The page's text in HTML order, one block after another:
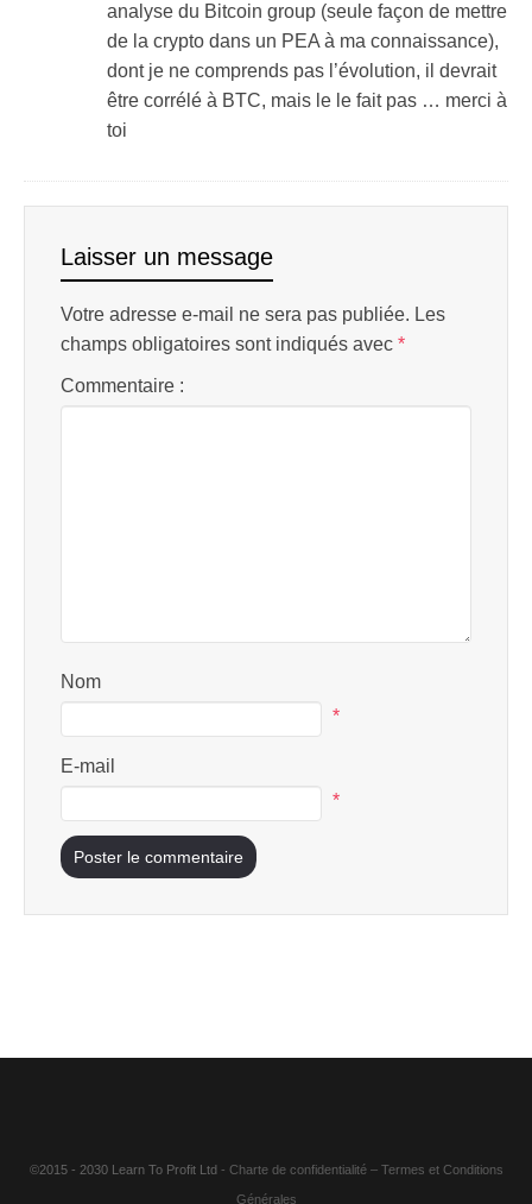
analyse du Bitcoin group (seule façon de mettre
de la crypto dans un PEA à ma connaissance),
dont je ne comprends pas l’évolution, il devrait
être corrélé à BTC, mais le le fait pas … merci à
toi
Laisser un message
Votre adresse e-mail ne sera pas publiée. Les
champs obligatoires sont indiqués avec *
Commentaire :
Nom
*
E-mail
*
©2015 - 2030 Learn To Profit Ltd - Charte de confidentialité– Termes et Conditions
Générales